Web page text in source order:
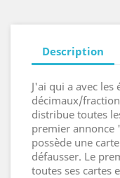
Description
J'ai qui a avec
décimaux/
distribue toutes
premier annonce
possède une
défausser. Le
toutes ses cartes